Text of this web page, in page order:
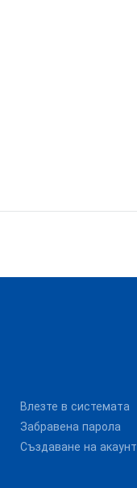
Влезте в системата
Забравена парола
Създаване на акаунт